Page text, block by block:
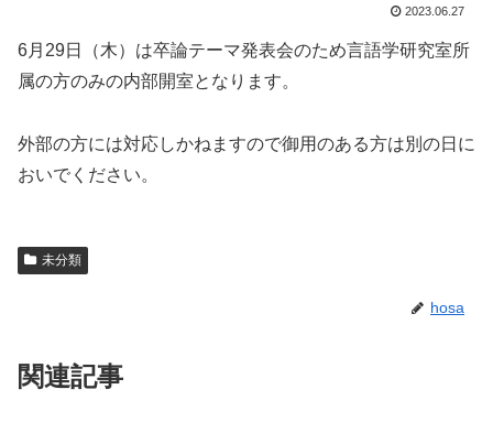
2023.06.27
6月29日（木）は卒論テーマ発表会のため言語学研究室所
属の方のみの内部開室となります。
外部の方には対応しかねますので御用のある方は別の日に
おいでください。
未分類
hosa
関連記事